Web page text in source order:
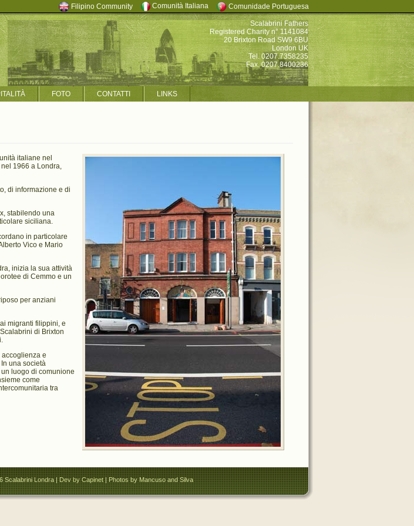
Scalabrini Fathers
Registered Charity n° 1141084
20 Brixton Road SW9 6BU
London UK
Tel. 0207.7358235
Fax. 0207.8400236
FOTO CONTATTI LINKS
italiane nel
1966 a Londra,
di informazione e di
stabilendo una
siciliana.
in particolare
Vico e Mario
inizia la sua attività
di Cemmo e un
per anziani
migranti filippini, e
di Brixton
e
una società
luogo di comunione
come
tra
Scalabrini Londra |Dev by Capinet| Photos by Mancuso and Silva
Filipino Community Comunità Italiana Comunidade Portuguesa